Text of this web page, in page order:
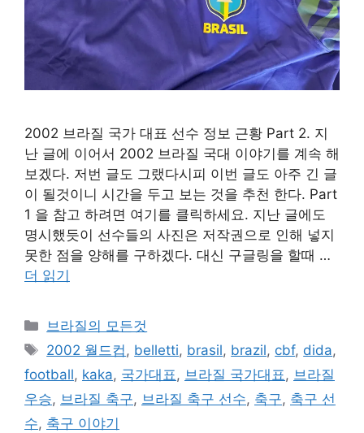
2002 브라질 국가 대표 선수 정보 근황 Part 2. 지
난 글에 이어서 2002 브라질 국대 이야기를 계속 해
보겠다. 저번 글도 그랬다시피 이번 글도 아주 긴 글
이 될것이니 시간을 두고 보는 것을 추천 한다. Part
1 을 참고 하려면 여기를 클릭하세요. 지난 글에도
명시했듯이 선수들의 사진은 저작권으로 인해 넣지
못한 점을 양해를 구하겠다. 대신 구글링을 할때 …
더 읽기
카
테
리
브라질의 모든것
태
그
2002 월드컵, belletti, brasil, brazil, cbf, dida,
football, kaka, 국가대표, 브라질 국가대표, 브라질
우승, 브라질 축구, 브라질 축구 선수, 축구, 축구 선
수, 축구 이야기